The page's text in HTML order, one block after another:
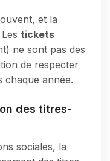
et la
tickets
ne sont pas des
de respecter
chaque année.
des titres-
sociales, la